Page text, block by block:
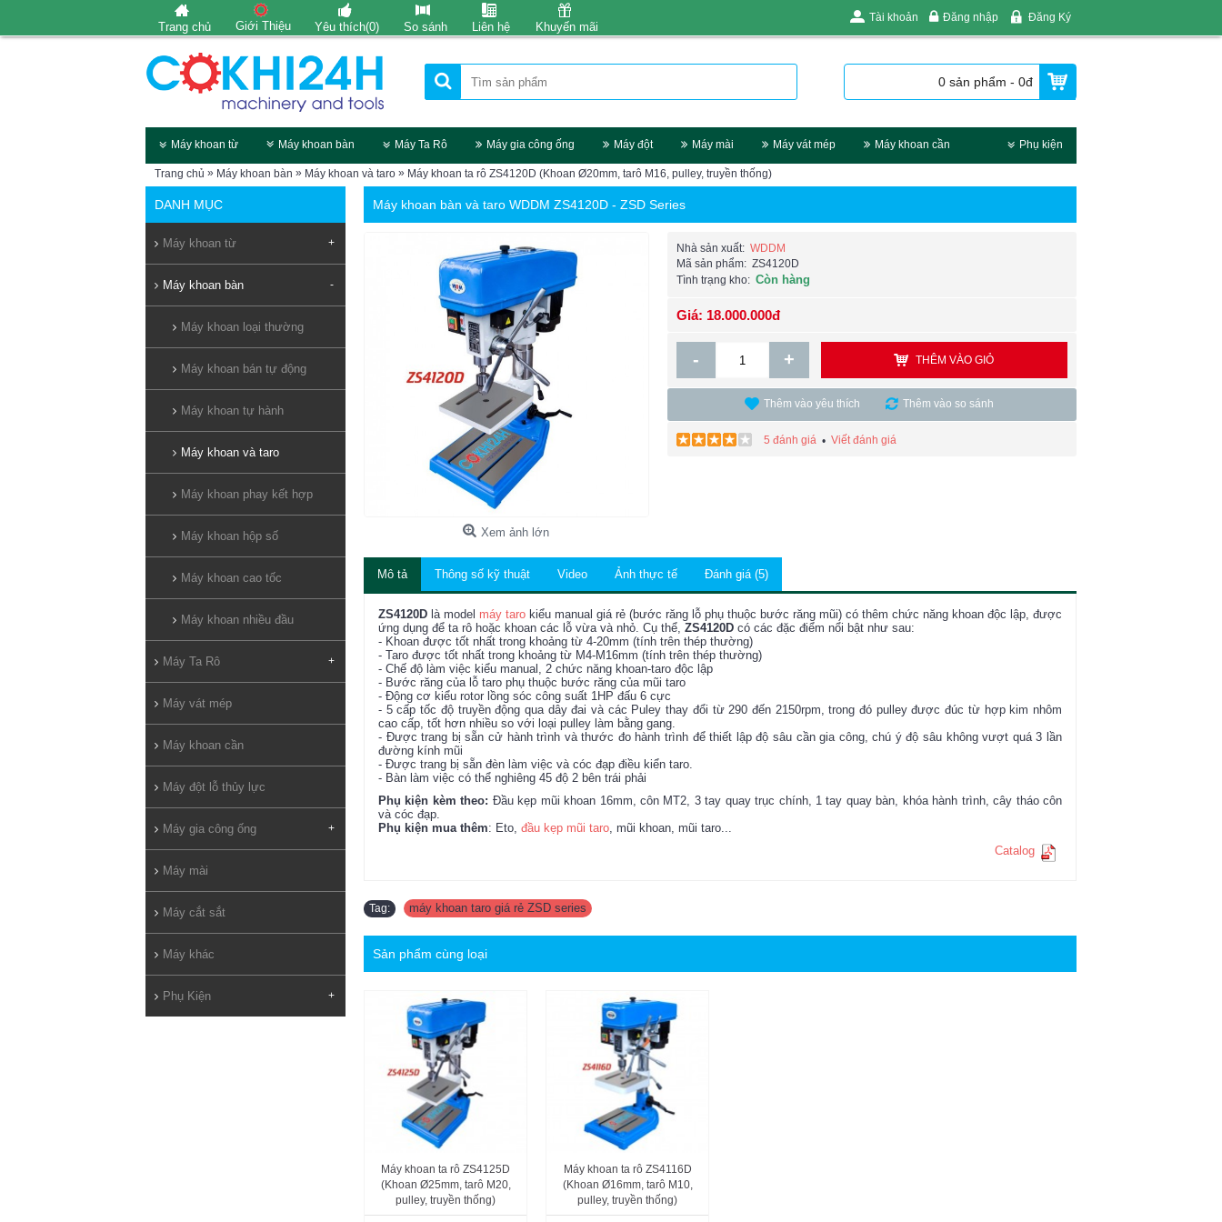
Trang chủ Giới Thiệu Yêu thích(0) So sánh Liên hệ Khuyến mãi
Tài khoản Đăng nhập Đăng Ký
0 sản phẩm - 0đ
Máy khoan từ Máy khoan bàn Máy Ta Rô Máy gia công ống Máy đột Máy mài Máy vát mép Máy khoan cần Phụ kiện
Trang chủ » Máy khoan bàn » Máy khoan và taro » Máy khoan ta rô ZS4120D (Khoan Ø20mm, tarô M16, pulley, truyền thống)
DANH MỤC
Máy khoan từ +
Máy khoan bàn -
Máy khoan loại thường
Máy khoan bán tự động
Máy khoan tự hành
Máy khoan và taro
Máy khoan phay kết hợp
Máy khoan hộp số
Máy khoan cao tốc
Máy khoan nhiều đầu
Máy Ta Rô +
Máy vát mép
Máy khoan cần
Máy đột lỗ thủy lực
Máy gia công ống +
Máy mài
Máy cắt sắt
Máy khác
Phụ Kiện +
Máy khoan bàn và taro WDDM ZS4120D - ZSD Series
Xem ảnh lớn
Nhà sản xuất: WDDM
Mã sản phẩm: ZS4120D
Tình trạng kho: Còn hàng
Giá: 18.000.000đ
- + THÊM VÀO GIỎ
Thêm vào yêu thích Thêm vào so sánh
5 đánh giá• Viết đánh giá
Mô tả Thông số kỹ thuật Video Ảnh thực tế Đánh giá (5)
ZS4120D là model máy taro kiểu manual giá rẻ (bước răng lỗ phụ thuộc bước răng mũi) có thêm chức năng khoan độc lập, được
ứng dụng để ta rô hoặc khoan các lỗ vừa và nhỏ. Cụ thể, ZS4120D có các đặc điểm nổi bật như sau:
- Khoan được tốt nhất trong khoảng từ 4-20mm (tính trên thép thường)
- Taro được tốt nhất trong khoảng từ M4-M16mm (tính trên thép thường)
- Chế độ làm việc kiểu manual, 2 chức năng khoan-taro độc lập
- Bước răng của lỗ taro phụ thuộc bước răng của mũi taro
- Động cơ kiểu rotor lồng sóc công suất 1HP đấu 6 cực
- 5 cấp tốc độ truyền động qua dây đai và các Puley thay đổi từ 290 đến 2150rpm, trong đó pulley được đúc từ hợp kim nhôm
cao cấp, tốt hơn nhiều so với loại pulley làm bằng gang.
- Được trang bị sẵn cử hành trình và thước đo hành trình để thiết lập độ sâu cần gia công, chú ý độ sâu không vượt quá 3 lần
đường kính mũi
- Được trang bị sẵn đèn làm việc và cóc đạp điều kiển taro.
- Bàn làm việc có thể nghiêng 45 độ 2 bên trái phải
Phụ kiện kèm theo: Đầu kẹp mũi khoan 16mm, côn MT2, 3 tay quay trục chính, 1 tay quay bàn, khóa hành trình, cây tháo côn
và cóc đạp.
Phụ kiện mua thêm: Eto, đầu kẹp mũi taro , mũi khoan, mũi taro...
Catalog
Tag: máy khoan taro giá rẻ ZSD series
Sản phẩm cùng loại
Máy khoan ta rô ZS4125D
(Khoan Ø25mm, tarô M20,
pulley, truyền thống)
Máy khoan ta rô ZS4116D
(Khoan Ø16mm, tarô M10,
pulley, truyền thống)